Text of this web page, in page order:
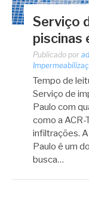
Serviço
piscinas
Publicado por
Tempo de
Serviço de
Paulo com
como a
infiltrações.
Paulo é um
busca…